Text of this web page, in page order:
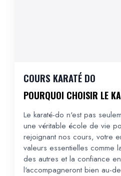
COURS KARATÉ DO
POURQUOI CHOISIR LE
Le karaté-do n'est pas
une véritable école de vie
rejoignant nos cours, votre
valeurs essentielles comme
des autres et la confiance
l'accompagneront bien au-
Don’t have an